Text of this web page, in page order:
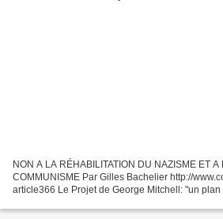
NON A LA RÉHABILITATION DU NAZISME ET
COMMUNISME Par Gilles Bachelier http://
article366 Le Projet de George Mitchell: "un